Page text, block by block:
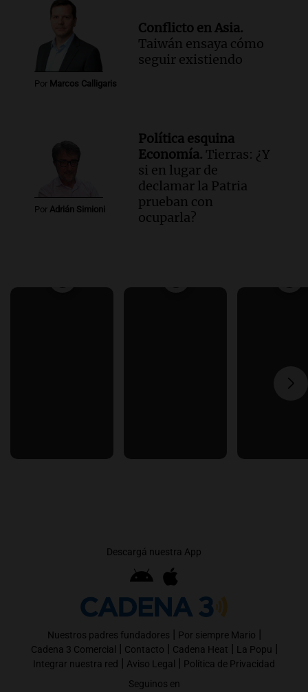
Por Marcos Calligaris
Conflicto en Asia.
Taiwán ensaya cómo
seguir existiendo
Por Adrián Simioni
Política esquina
Economía. Tierras: ¿Y
si en lugar de
declamar la Patria
prueban con
ocuparla?
Descargá nuestra App
Nuestros padres fundadores | Por siempre Mario |
Cadena 3 Comercial | Contacto | Cadena Heat | La Popu |
Integrar nuestra red | Aviso Legal | Política de Privacidad
Seguinos en